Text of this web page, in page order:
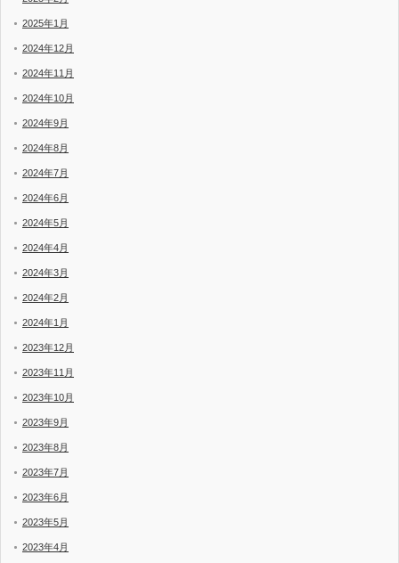
2025年1月
2024年12月
2024年11月
2024年10月
2024年9月
2024年8月
2024年7月
2024年6月
2024年5月
2024年4月
2024年3月
2024年2月
2024年1月
2023年12月
2023年11月
2023年10月
2023年9月
2023年8月
2023年7月
2023年6月
2023年5月
2023年4月